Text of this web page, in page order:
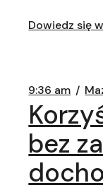
Dowiedz się
9:36 am
bez